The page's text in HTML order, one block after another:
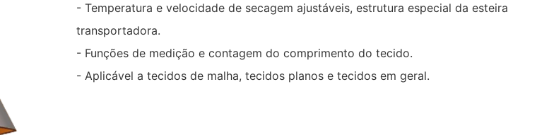
- Temperatura e velocidade de secagem ajustáveis, estrutura especial da esteira
transportadora.
- Funções de medição e contagem do comprimento do tecido.
- Aplicável a tecidos de malha, tecidos planos e tecidos em geral.